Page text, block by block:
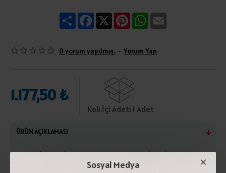
Sosyal Medya
ShareFacebook
X PinterestWhatsApp
0 yorum yapılmış. - Yorum Yap
1.177,50 ₺
Koli İçi Adeti 1 Adet
ÜRÜN AÇIKLAMASI
Tahin (susam)%55, Şeker, Emülgatör (E471), Çöven
ekstraktı, Asit (E330), Aroma ( Bitkisel kökenli